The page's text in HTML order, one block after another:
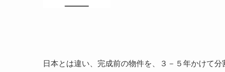
日本とは違い、完成前の物件を、３－５年かけて